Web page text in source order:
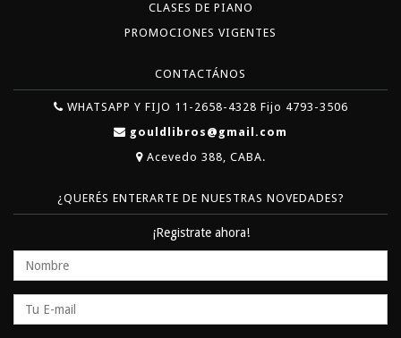
CLASES DE PIANO
PROMOCIONES VIGENTES
CONTACTÁNOS
WHATSAPP Y FIJO 11-2658-4328 Fijo 4793-3506
gouldlibros@gmail.com
Acevedo 388, CABA.
¿QUERÉS ENTERARTE DE NUESTRAS NOVEDADES?
¡Registrate ahora!